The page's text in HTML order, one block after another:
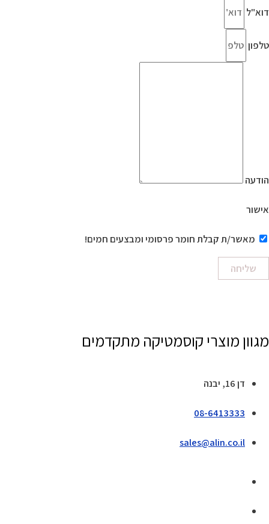
דוא"ל
טלפון
הודעה
אישור
מאשר/ת קבלת חומר פרסומי ומבצעים חמים!
שליחה
מגוון מוצרי קוסמטיקה מתקדמים
דן 16, יבנה
08-6413333
sales@alin.co.il